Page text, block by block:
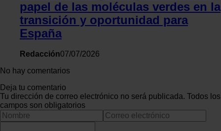
papel de las moléculas verdes en la
transición y oportunidad para
España
Redacción07/07/2026
No hay comentarios
Deja tu comentario
Tu dirección de correo electrónico no será publicada. Todos los
campos son obligatorios